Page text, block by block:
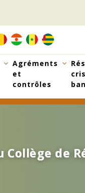
Agréments
et
contrôles
Collège de
Collège de